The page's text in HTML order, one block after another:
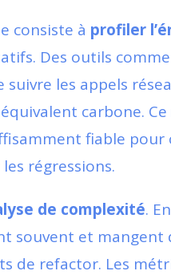
consiste à profil­er
Des outils comme
suivre les appels
carbone.
fiable
régressions.
de complexité.
souvent et mangent
de refactor. Les